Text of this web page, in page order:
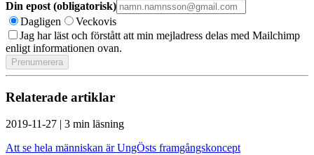
Din epost (obligatorisk)
Dagligen
Veckovis
Jag har läst och förstått att min mejladress delas med Mailchimp
enligt informationen ovan.
Relaterade artiklar
2019-11-27 | 3 min läsning
Att se hela människan är UngÖsts framgångskoncept